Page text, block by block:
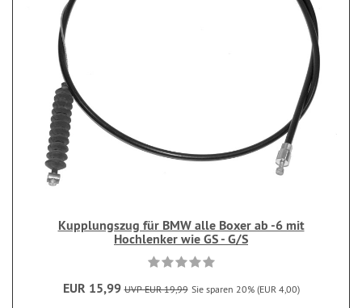
Kupplungszug für BMW alle Boxer ab -6 mit
Hochlenker wie GS - G/S
EUR 15,99 UVP EUR 19,99 Sie sparen 20% (EUR 4,00)